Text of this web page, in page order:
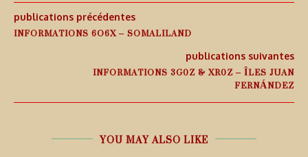
publications précédentes
INFORMATIONS 6O6X – SOMALILAND
publications suivantes
INFORMATIONS 3G0Z & XR0Z – ÎLES JUAN
FERNÁNDEZ
YOU MAY ALSO LIKE